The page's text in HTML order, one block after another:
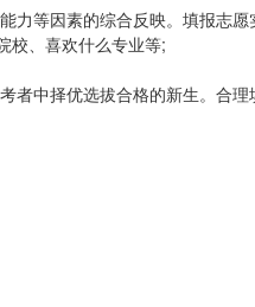
力等因素的综合反映。填报志
校、喜欢什么专业等;
者中择优选拔合格的新生。合